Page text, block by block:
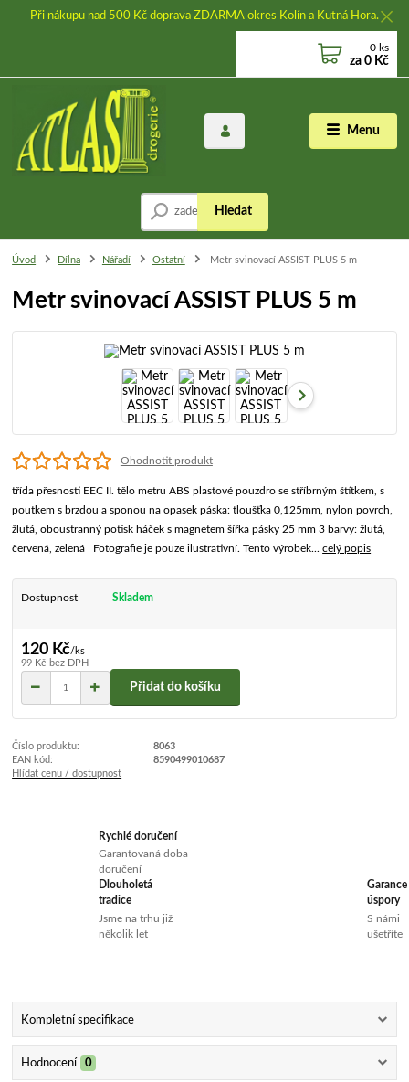
Při nákupu nad 500 Kč doprava ZDARMA okres Kolín a Kutná Hora.
Menu
Hledat
0 ks
za 0 Kč
Úvod Dílna Nářadí Ostatní Metr svinovací ASSIST PLUS 5 m
Metr svinovací ASSIST PLUS 5 m
Ohodnotit produkt
třída přesnosti EEC II. tělo metru ABS plastové pouzdro se stříbrným štítkem, s
poutkem s brzdou a sponou na opasek páska: tloušťka 0,125mm, nylon povrch,
žlutá, oboustranný potisk háček s magnetem šířka pásky 25 mm 3 barvy: žlutá,
červená, zelená Fotografie je pouze ilustrativní. Tento výrobek...celý popis
Dostupnost Skladem
120 Kč/ks
99 Kč bez DPH
Přidat do košíku
Číslo produktu:
8063
EAN kód:
8590499010687
Hlídat cenu / dostupnost
Rychlé doručení
Garantovaná doba
doručení
Dlouholetá
tradice
Jsme na trhu již
několik let
Garance
úspory
S námi
ušetříte
Kompletní specifikace
Hodnocení 0